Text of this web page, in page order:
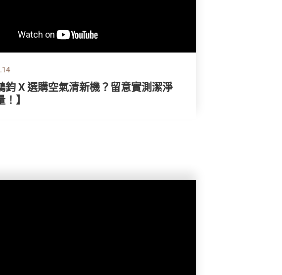
鈞 X 選購空氣清新機？留意實測潔淨
】